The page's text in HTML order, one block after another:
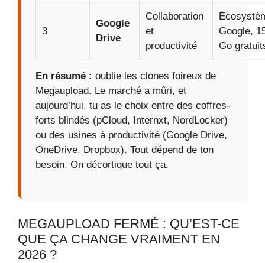
3
Google
Drive
Collaboration
et
productivité
Google,
Go
En résumé : oublie les clones foireux de
Megaupload. Le marché a mûri, et
aujourd’hui, tu as le choix entre des coffres-
forts blindés (pCloud, Internxt, NordLocker)
ou des usines à productivité (Google Drive,
OneDrive, Dropbox). Tout dépend de ton
besoin. On décortique tout ça.
MEGAUPLOAD FERMÉ : QU’EST-CE
QUE ÇA CHANGE VRAIMENT EN
2026 ?